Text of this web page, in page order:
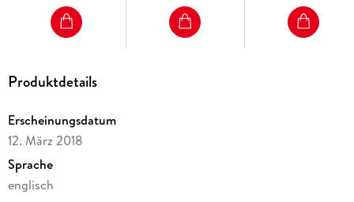
Produktdetails
Erscheinungsdatum
12. März 2018
Sprache
englisch